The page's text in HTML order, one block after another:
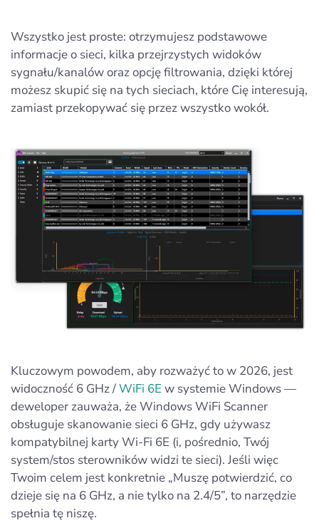
Wszystko jest proste: otrzymujesz podstawowe
informacje o sieci, kilka przejrzystych widoków
sygnału/kanalów oraz opcję filtrowania, dzięki której
możesz skupić się na tych sieciach, które Cię interesują,
zamiast przekopywać się przez wszystko wokół.
Kluczowym powodem, aby rozważyć to w 2026, jest
widoczność 6 GHz /WiFi 6E w systemie Windows —
deweloper zauważa, że Windows WiFi Scanner
obsługuje skanowanie sieci 6 GHz, gdy używasz
kompatybilnej karty Wi-Fi 6E (i, pośrednio, Twój
system/stos sterowników widzi te sieci). Jeśli więc
Twoim celem jest konkretnie „Muszę potwierdzić, co
dzieje się na 6 GHz, a nie tylko na 2.4/5”, to narzędzie
spełnia tę niszę.